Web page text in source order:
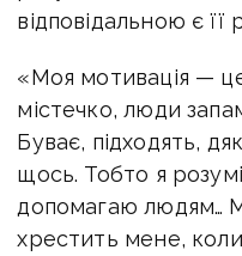
відповідальною є її
«Моя мотивація —
містечко, люди
Буває, підходять,
щось. Тобто я
допомагаю людям…
хрестить мене,